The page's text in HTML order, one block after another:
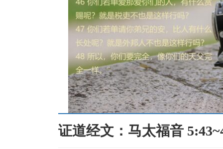
证道经文：马太福音